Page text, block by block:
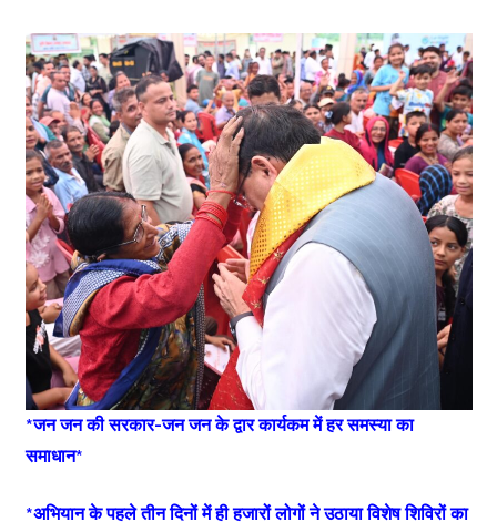
*जन जन की सरकार-जन जन के द्वार कार्यकम में हर समस्या का
समाधान*
*अभियान के पहले तीन दिनों में ही हजारों लोगों ने उठाया विशेष शिविरों का